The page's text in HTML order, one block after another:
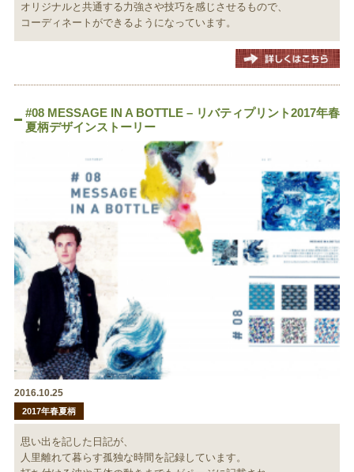
オリジナルと共通する力強さや技巧を感じさせるもので、
コーディネートができるようになっています。
#08 MESSAGE IN A BOTTLE – リバティプリント2017年春
夏柄デザインストーリー
2016.10.25
2017年春夏柄
思い出を記した日記が、
人里離れて暮らす孤独な時間を記録しています。